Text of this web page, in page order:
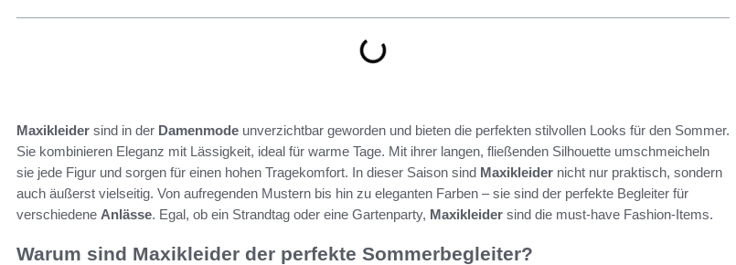
Maxikleider sind in der Damenmode unverzichtbar geworden und bieten die perfekten stilvollen Looks für den Sommer.
Sie kombinieren Eleganz mit Lässigkeit, ideal für warme Tage. Mit ihrer langen, fließenden Silhouette umschmeicheln
sie jede Figur und sorgen für einen hohen Tragekomfort. In dieser Saison sind Maxikleider nicht nur praktisch, sondern
auch äußerst vielseitig. Von aufregenden Mustern bis hin zu eleganten Farben – sie sind der perfekte Begleiter für
verschiedene Anlässe. Egal, ob ein Strandtag oder eine Gartenparty, Maxikleider sind die must-have Fashion-Items.
Warum sind Maxikleider der perfekte Sommerbegleiter?